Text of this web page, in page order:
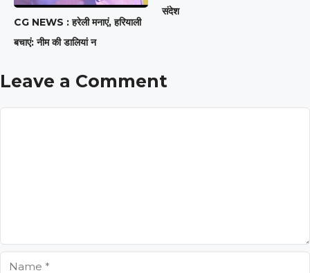
CG NEWS : हरेली मनाएं, हरियाली
बचाएं: नीम की डालियां न
संदेश
Leave a Comment